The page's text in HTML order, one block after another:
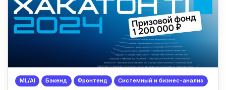
ML/AI Бэкенд Фронтенд Системный и бизнес-анализ